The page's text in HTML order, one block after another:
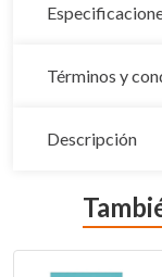
Términos y
Descripción